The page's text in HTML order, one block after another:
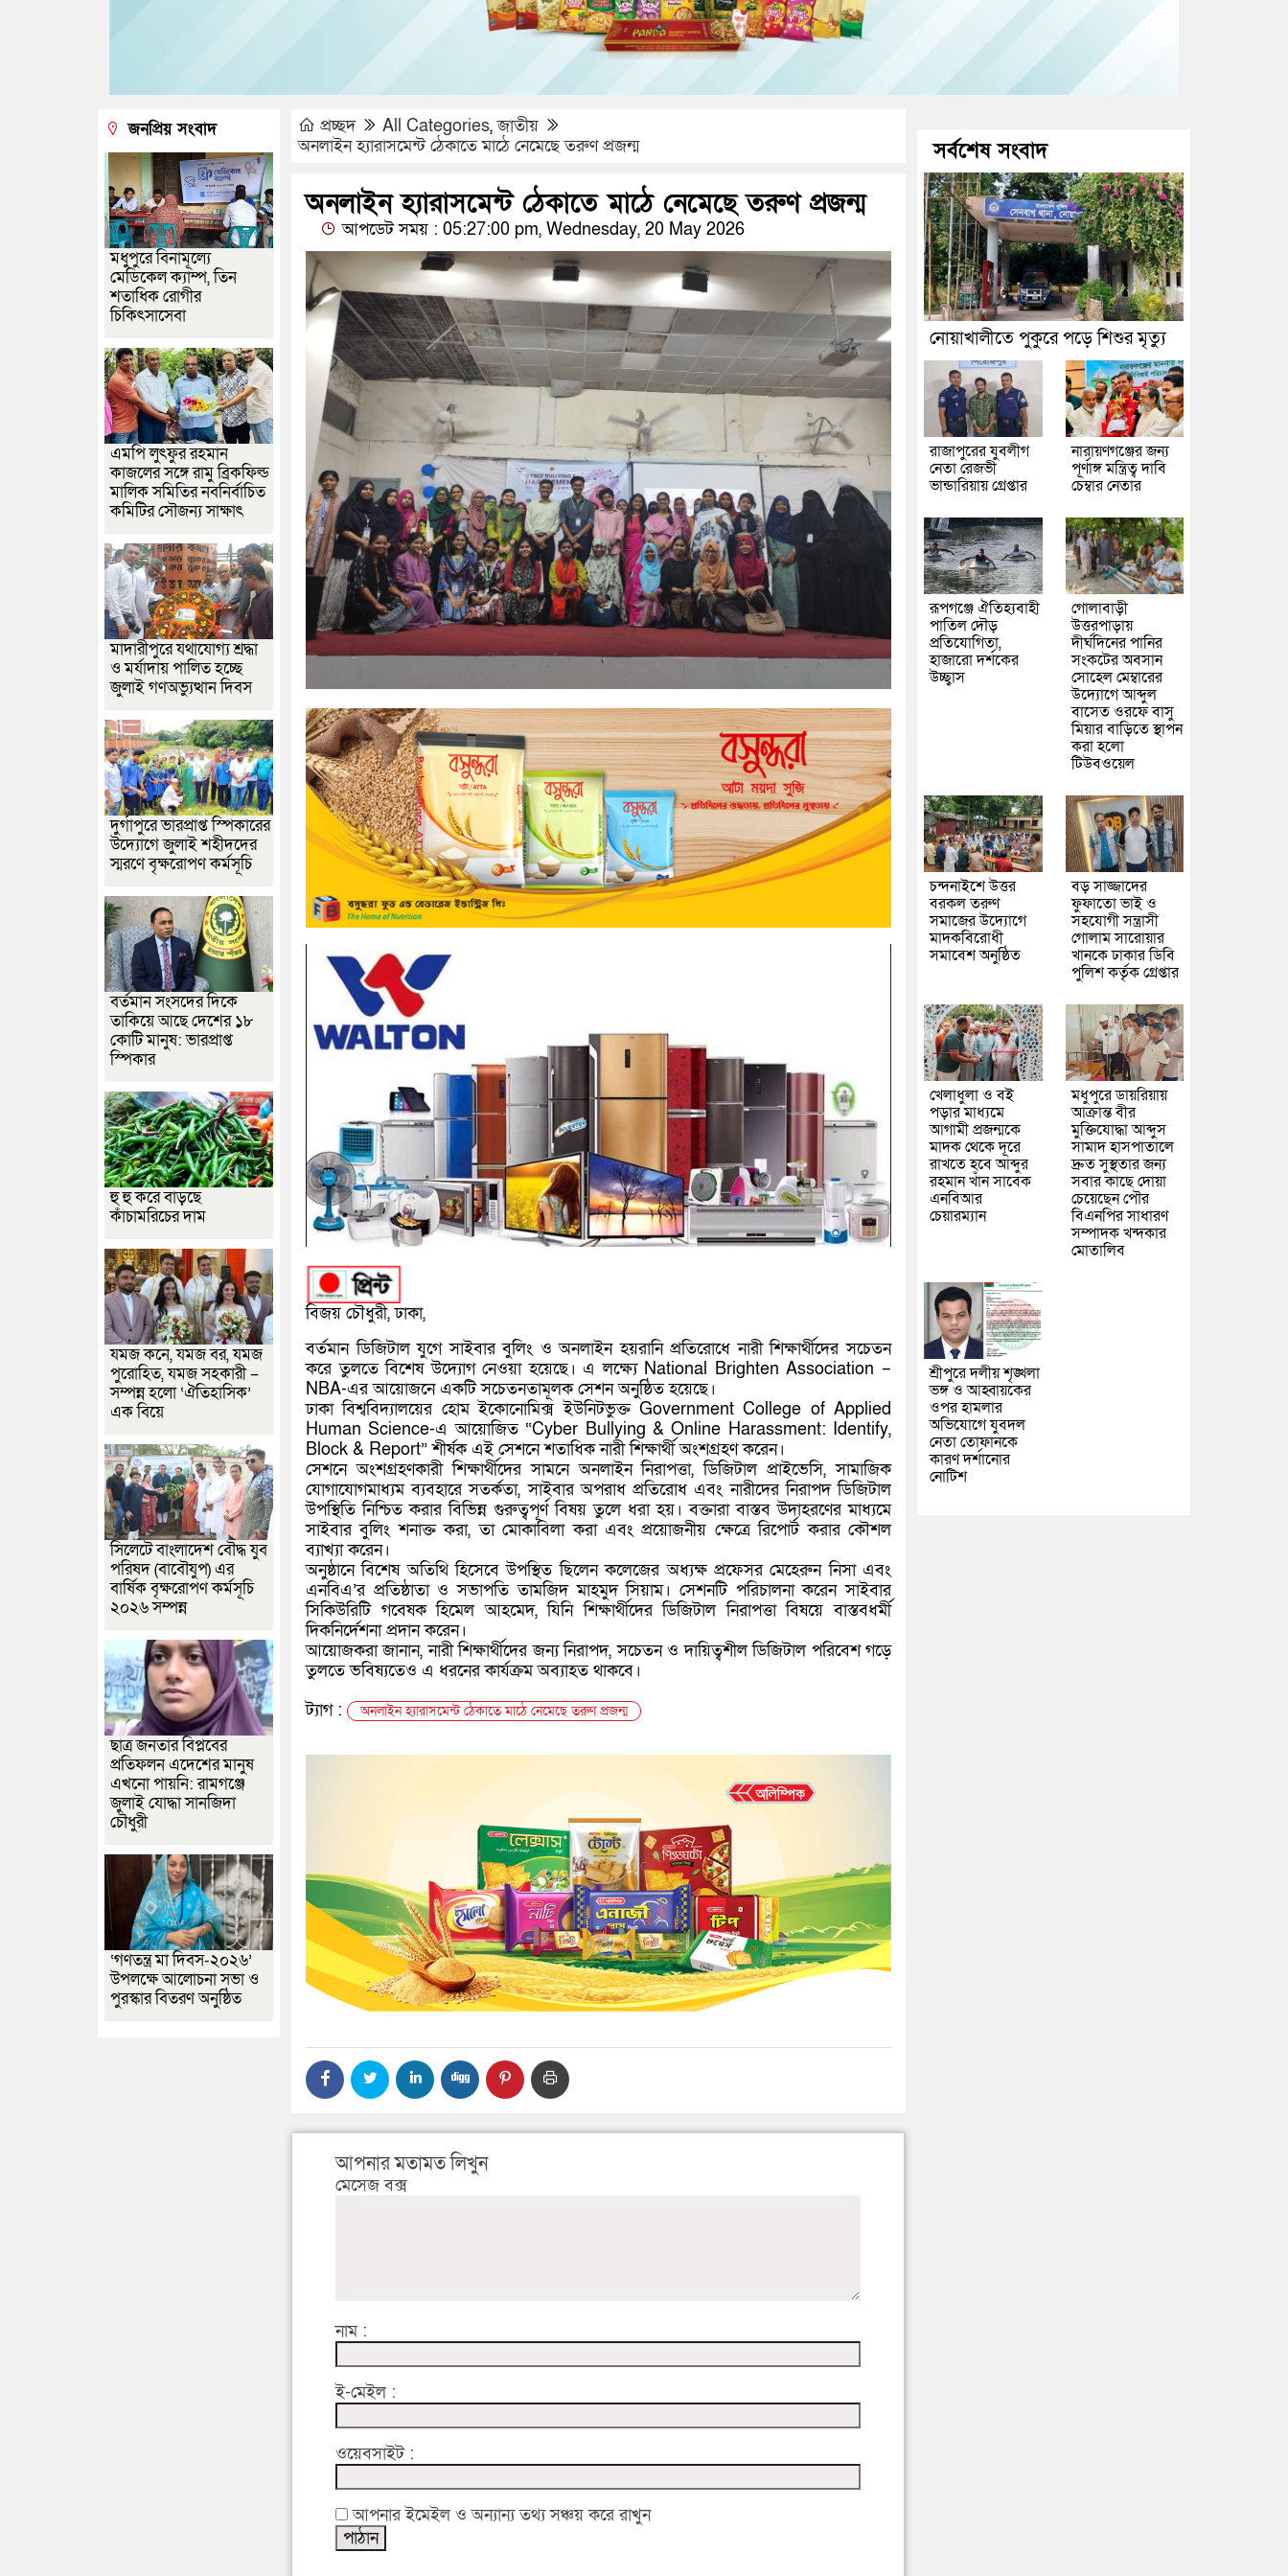
প্রচ্ছদ All Categories,জাতীয়
অনলাইন হ্যারাসমেন্ট ঠেকাতে মাঠে নেমেছে তরুণ প্রজন্ম
অনলাইন হ্যারাসমেন্ট ঠেকাতে মাঠে নেমেছে তরুণ প্রজন্ম
আপডেট সময় : 05:27:00 pm, Wednesday, 20 May 2026
বিজয় চৌধুরী, ঢাকা,
বর্তমান ডিজিটাল যুগে সাইবার বুলিং ও অনলাইন হয়রানি প্রতিরোধে নারী শিক্ষার্থীদের সচেতন
করে তুলতে বিশেষ উদ্যোগ নেওয়া হয়েছে। এ লক্ষ্যে National Brighten Association –
NBA-এর আয়োজনে একটি সচেতনতামূলক সেশন অনুষ্ঠিত হয়েছে।
ঢাকা বিশ্ববিদ্যালয়ের হোম ইকোনোমিক্স ইউনিটভুক্ত Government College of Applied
Human Science-এ আয়োজিত “Cyber Bullying & Online Harassment: Identify,
Block & Report” শীর্ষক এই সেশনে শতাধিক নারী শিক্ষার্থী অংশগ্রহণ করেন।
সেশনে অংশগ্রহণকারী শিক্ষার্থীদের সামনে অনলাইন নিরাপত্তা, ডিজিটাল প্রাইভেসি, সামাজিক
যোগাযোগমাধ্যম ব্যবহারে সতর্কতা, সাইবার অপরাধ প্রতিরোধ এবং নারীদের নিরাপদ ডিজিটাল
উপস্থিতি নিশ্চিত করার বিভিন্ন গুরুত্বপূর্ণ বিষয় তুলে ধরা হয়। বক্তারা বাস্তব উদাহরণের মাধ্যমে
সাইবার বুলিং শনাক্ত করা, তা মোকাবিলা করা এবং প্রয়োজনীয় ক্ষেত্রে রিপোর্ট করার কৌশল
ব্যাখ্যা করেন।
অনুষ্ঠানে বিশেষ অতিথি হিসেবে উপস্থিত ছিলেন কলেজের অধ্যক্ষ প্রফেসর মেহেরুন নিসা এবং
এনবিএ’র প্রতিষ্ঠাতা ও সভাপতি তামজিদ মাহমুদ সিয়াম। সেশনটি পরিচালনা করেন সাইবার
সিকিউরিটি গবেষক হিমেল আহমেদ, যিনি শিক্ষার্থীদের ডিজিটাল নিরাপত্তা বিষয়ে বাস্তবধর্মী
দিকনির্দেশনা প্রদান করেন।
আয়োজকরা জানান, নারী শিক্ষার্থীদের জন্য নিরাপদ, সচেতন ও দায়িত্বশীল ডিজিটাল পরিবেশ গড়ে
তুলতে ভবিষ্যতেও এ ধরনের কার্যক্রম অব্যাহত থাকবে।
ট্যাগ :
অনলাইন হ্যারাসমেন্ট ঠেকাতে মাঠে নেমেছে তরুণ প্রজন্ম
আপনার মতামত লিখুন
মেসেজ বক্স
নাম :
ই-মেইল :
ওয়েবসাইট :
আপনার ইমেইল ও অন্যান্য তথ্য সঞ্চয় করে রাখুন
জনপ্রিয় সংবাদ
মধুপুরে বিনামূল্যে
মেডিকেল ক্যাম্প, তিন
শতাধিক রোগীর
চিকিৎসাসেবা
এমপি লুৎফুর রহমান
কাজলের সঙ্গে রামু ব্রিকফিল্ড
মালিক সমিতির নবনির্বাচিত
কমিটির সৌজন্য সাক্ষাৎ
মাদারীপুরে যথাযোগ্য শ্রদ্ধা
ও মর্যাদায় পালিত হচ্ছে
জুলাই গণঅভ্যুত্থান দিবস
দুর্গাপুরে ভারপ্রাপ্ত স্পিকারের
উদ্যোগে জুলাই শহীদদের
স্মরণে বৃক্ষরোপণ কর্মসূচি
বর্তমান সংসদের দিকে
তাকিয়ে আছে দেশের ১৮
কোটি মানুষ: ভারপ্রাপ্ত
স্পিকার
হু হু করে বাড়ছে
কাঁচামরিচের দাম
যমজ কনে, যমজ বর, যমজ
পুরোহিত, যমজ সহকারী –
সম্পন্ন হলো ‘ঐতিহাসিক’
এক বিয়ে
সিলেটে বাংলাদেশ বৌদ্ধ যুব
পরিষদ (বাবৌযুপ) এর
বার্ষিক বৃক্ষরোপণ কর্মসূচি
২০২৬ সম্পন্ন
ছাত্র জনতার বিপ্লবের
প্রতিফলন এদেশের মানুষ
এখনো পায়নি: রামগঞ্জে
জুলাই যোদ্ধা সানজিদা
চৌধুরী
‘গণতন্ত্র মা দিবস-২০২৬’
উপলক্ষে আলোচনা সভা ও
পুরস্কার বিতরণ অনুষ্ঠিত
সর্বশেষ সংবাদ
নোয়াখালীতে পুকুরে পড়ে শিশুর মৃত্যু
রাজাপুরের যুবলীগ
নেতা রেজভী
ভান্ডারিয়ায় গ্রেপ্তার
নারায়ণগঞ্জের জন্য
পূর্ণাঙ্গ মন্ত্রিত্ব দাবি
চেম্বার নেতার
রূপগঞ্জে ঐতিহ্যবাহী
পাতিল দৌড়
প্রতিযোগিতা,
হাজারো দর্শকের
উচ্ছ্বাস
গোলাবাড়ী
উত্তরপাড়ায়
দীর্ঘদিনের পানির
সংকটের অবসান
সোহেল মেম্বারের
উদ্যোগে আব্দুল
বাসেত ওরফে বাসু
মিয়ার বাড়িতে স্থাপন
করা হলো
টিউবওয়েল
চন্দনাইশে উত্তর
বরকল তরুণ
সমাজের উদ্যোগে
মাদকবিরোধী
সমাবেশ অনুষ্ঠিত
বড় সাজ্জাদের
ফুফাতো ভাই ও
সহযোগী সন্ত্রাসী
গোলাম সারোয়ার
খানকে ঢাকার ডিবি
পুলিশ কর্তৃক গ্রেপ্তার
খেলাধুলা ও বই
পড়ার মাধ্যমে
আগামী প্রজন্মকে
মাদক থেকে দূরে
রাখতে হবে আব্দুর
রহমান খাঁন সাবেক
এনবিআর
চেয়ারম্যান
মধুপুরে ডায়রিয়ায়
আক্রান্ত বীর
মুক্তিযোদ্ধা আব্দুস
সামাদ হাসপাতালে
দ্রুত সুস্থতার জন্য
সবার কাছে দোয়া
চেয়েছেন পৌর
বিএনপির সাধারণ
সম্পাদক খন্দকার
মোতালিব
শ্রীপুরে দলীয় শৃঙ্খলা
ভঙ্গ ও আহ্বায়কের
ওপর হামলার
অভিযোগে যুবদল
নেতা তোফানকে
কারণ দর্শানোর
নোটিশ